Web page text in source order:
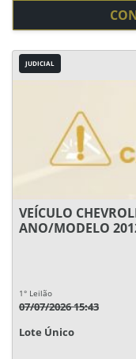
JUDICIAL
VEÍCULO
ANO/MODELO
1° Leilão
07/07/2026 15:43
Lote Único